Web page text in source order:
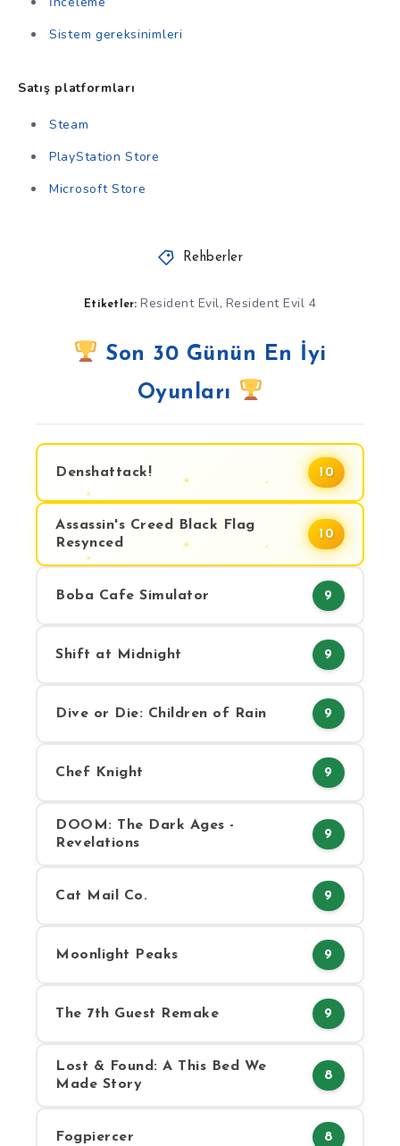
Sistem gereksinimleri
Satış platformları
Steam
PlayStation Store
Microsoft Store
Rehberler
Etiketler: Resident Evil, Resident Evil 4
Son 30 Günün En İyi
Oyunları
Denshattack! 10
Assassin's Creed Black Flag
Resynced
10
Boba Cafe Simulator 9
Shift at Midnight 9
Dive or Die: Children of Rain 9
Chef Knight 9
DOOM: The Dark Ages -
Revelations
9
Cat Mail Co. 9
Moonlight Peaks 9
The 7th Guest Remake 9
Lost & Found: A This Bed We
Made Story
8
Fogpiercer 8